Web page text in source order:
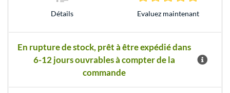
Détails Evaluez maintenant
En rupture de stock, prêt à être expédié dans
6-12 jours ouvrables à compter de la
commande